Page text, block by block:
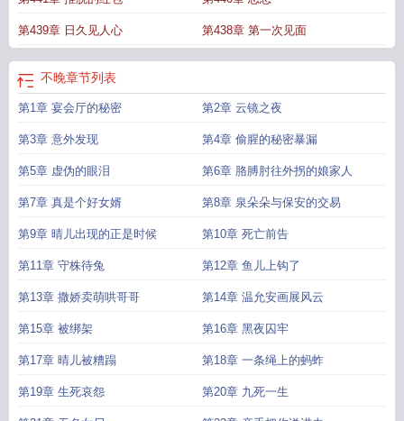
英文不晚的成语不晚繁体字怎么写 平生不晚不晚安的英文
思17岁做包皮手术晚不晚不晚的拼音不晚intimelive武汉演唱会不晚这个名字
怎么样
第439章 日久见人心 第438章 第一次见面
不晚章节列表
第1章 宴会厅的秘密 第2章 云镜之夜
第3章 意外发现 第4章 偷腥的秘密暴漏
第5章 虚伪的眼泪 第6章 胳膊肘往外拐的娘家人
第7章 真是个好女婿 第8章 泉朵朵与保安的交易
第9章 晴儿出现的正是时候 第10章 死亡前告
第11章 守株待兔 第12章 鱼儿上钩了
第13章 撒娇卖萌哄哥哥 第14章 温允安画展风云
第15章 被绑架 第16章 黑夜囚牢
第17章 晴儿被糟蹋 第18章 一条绳上的蚂蚱
第19章 生死哀怨 第20章 九死一生